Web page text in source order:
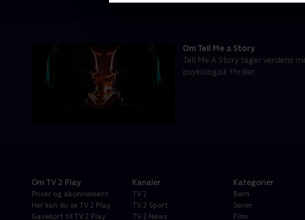
Om Tell Me a Story
Tell Me A Story tager verdens
psykologisk thriller.
Om TV 2 Play
Priser og abonnement
Her kan du se TV 2 Play
Gavekort til TV 2 Play
Kanaler
TV 2
TV 2 Sport
TV 2 News
Kategorier
Børn
Serier
Film